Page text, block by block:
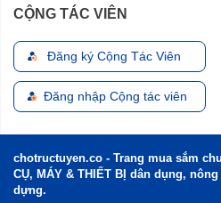
CỘNG TÁC VIÊN
Đăng ký Cộng Tác Viên
Đăng nhập Cộng tác viên
chotructuyen.co - Trang mua sắm
CỤ, MÁY & THIẾT BỊ dân dụng,
dựng.